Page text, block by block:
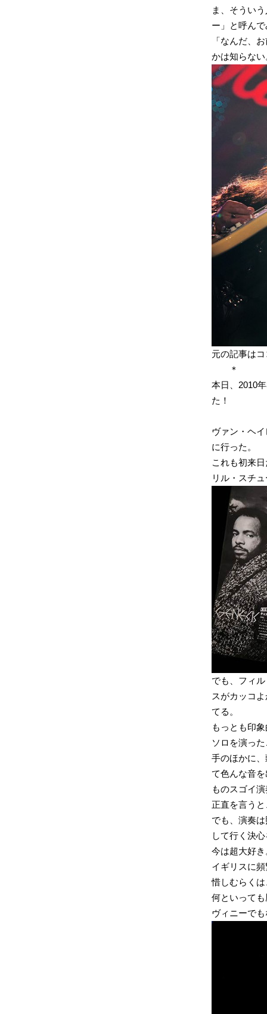
ま、そうい
ー」と呼ん
「なんだ、
かは知らない
元の記事は
＊
本日、2010
た！
ヴァン・ヘ
に行った。
これも初来
リル・スチ
でも、フィ
スがカッコ
てる。
もっとも印
ソロを演っ
手のほかに
て色んな音
ものスゴイ
正直を言う
でも、演奏
して行く決
今は超大好き
イギリスに
惜しむらく
何といって
ヴィニーで